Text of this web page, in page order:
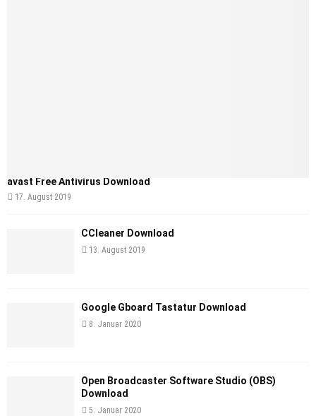
avast Free Antivirus Download
17. August 2019
CCleaner Download
13. August 2019
Google Gboard Tastatur Download
8. Januar 2020
Open Broadcaster Software Studio (OBS)
Download
5. Januar 2020